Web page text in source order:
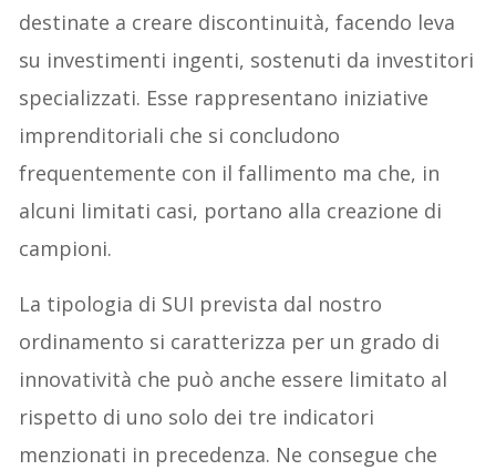
destinate a creare discontinuità, facendo leva
su investimenti ingenti, sostenuti da investitori
specializzati. Esse rappresentano iniziative
imprenditoriali che si concludono
frequentemente con il fallimento ma che, in
alcuni limitati casi, portano alla creazione di
campioni.
La tipologia di SUI prevista dal nostro
ordinamento si caratterizza per un grado di
innovatività che può anche essere limitato al
rispetto di uno solo dei tre indicatori
menzionati in precedenza. Ne consegue che